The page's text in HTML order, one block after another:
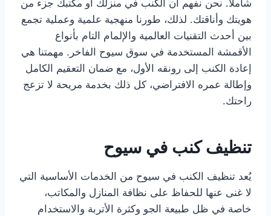
شاملاً. نحن نفهم أن الكنب في منزلك أو مكتبك جزء من
هويتك وأناقتك. لذلك، طورنا منهجية علمية وعملية تجمع
بين أحدث التقنيات العالمية والإلمام التام بأنواع
الأقمشة المستخدمة في سوق سيوح الفاخر. مهمتنا هي
إعادة الكنب إلى رونقه الأول، مع ضمان التعقيم الكامل
وإطالة عمره الافتراضي، كل ذلك بخدمة مريحة لا تزعج
راحتك.
تنظيف كنب في سيوح
يُعد تنظيف الكنب في سيوح من الخدمات الأساسية التي
لا غنى عنها للحفاظ على نظافة المنازل والمكاتب،
خاصة في ظل طبيعة الجو وكثرة الأتربة والاستخدام